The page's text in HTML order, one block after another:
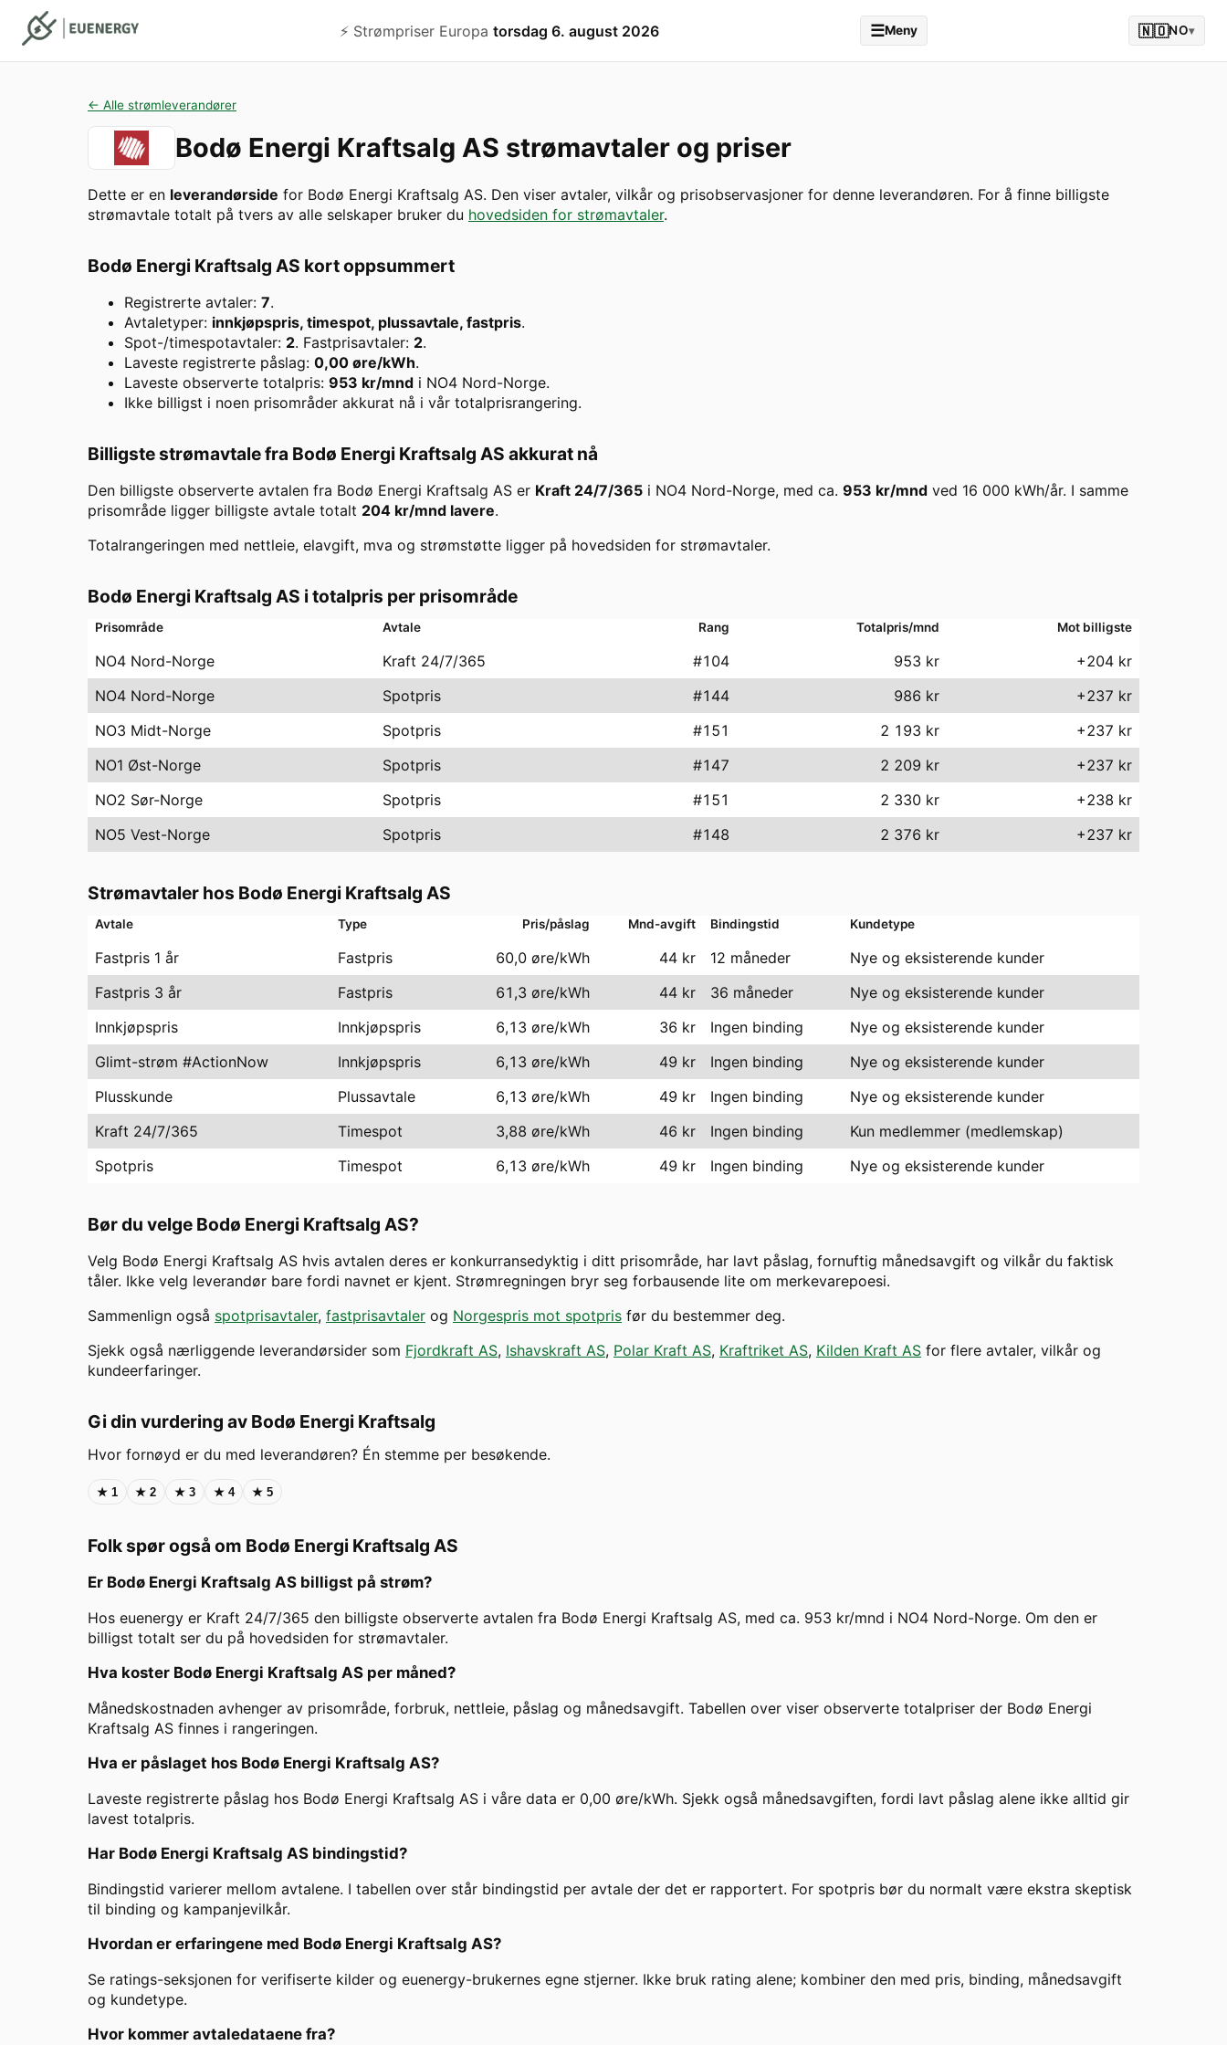
⚡️ Strømpriser Europa torsdag 6. august 2026 ☰Meny 🇳🇴NO▾
← Alle strømleverandører
Bodø Energi Kraftsalg AS strømavtaler og priser
Dette er en leverandørside for Bodø Energi Kraftsalg AS. Den viser avtaler, vilkår og prisobservasjoner for denne leverandøren. For å finne billigste
strømavtale totalt på tvers av alle selskaper bruker du hovedsiden for strømavtaler.
Bodø Energi Kraftsalg AS kort oppsummert
Registrerte avtaler: 7.
Avtaletyper: innkjøpspris, timespot, plussavtale, fastpris.
Spot-/timespotavtaler: 2. Fastprisavtaler: 2.
Laveste registrerte påslag: 0,00 øre/kWh.
Laveste observerte totalpris: 953 kr/mnd i NO4 Nord-Norge.
Ikke billigst i noen prisområder akkurat nå i vår totalprisrangering.
Billigste strømavtale fra Bodø Energi Kraftsalg AS akkurat nå
Den billigste observerte avtalen fra Bodø Energi Kraftsalg AS er Kraft 24/7/365 i NO4 Nord-Norge, med ca. 953 kr/mnd ved 16 000 kWh/år. I samme
prisområde ligger billigste avtale totalt 204 kr/mnd lavere.
Totalrangeringen med nettleie, elavgift, mva og strømstøtte ligger på hovedsiden for strømavtaler.
Bodø Energi Kraftsalg AS i totalpris per prisområde
Prisområde Avtale Rang Totalpris/mnd Mot billigste
NO4 Nord-Norge Kraft 24/7/365 #104 953 kr
+204 kr
NO4 Nord-Norge
Spotpris #144 986 kr
+237 kr
NO3 Midt-Norge
Spotpris #151 2 193 kr
+237 kr
NO1 Øst-Norge
Spotpris #147 2 209 kr
+237 kr
NO2 Sør-Norge
Spotpris #151 2 330 kr
+238 kr
NO5 Vest-Norge
Spotpris #148 2 376 kr +237 kr
Strømavtaler hos Bodø Energi Kraftsalg AS
Avtale Type Pris/påslag Mnd-avgift Bindingstid Kundetype
Fastpris 1 år Fastpris 60,0 øre/kWh 44 kr 12 måneder
Nye og eksisterende kunder
Fastpris 3 år
Fastpris 61,3 øre/kWh 44 kr 36 måneder
Nye og eksisterende kunder
Innkjøpspris
Innkjøpspris 6,13 øre/kWh 36 kr Ingen binding
Nye og eksisterende kunder
Glimt-strøm #ActionNow
Innkjøpspris 6,13 øre/kWh 49 kr Ingen binding
Nye og eksisterende kunder
Plusskunde
Plussavtale 6,13 øre/kWh 49 kr Ingen binding
Nye og eksisterende kunder
Kraft 24/7/365
Timespot 3,88 øre/kWh 46 kr Ingen binding Kun medlemmer (medlemskap)
Spotpris
Timespot 6,13 øre/kWh 49 kr Ingen binding Nye og eksisterende kunder
Bør du velge Bodø Energi Kraftsalg AS?
Velg Bodø Energi Kraftsalg AS hvis avtalen deres er konkurransedyktig i ditt prisområde, har lavt påslag, fornuftig månedsavgift og vilkår du faktisk
tåler. Ikke velg leverandør bare fordi navnet er kjent. Strømregningen bryr seg forbausende lite om merkevarepoesi.
Sammenlign også spotprisavtaler, fastprisavtaler og Norgespris mot spotpris før du bestemmer deg.
Sjekk også nærliggende leverandørsider som Fjordkraft AS, Ishavskraft AS, Polar Kraft AS, Kraftriket AS, Kilden Kraft AS for flere avtaler, vilkår og
kundeerfaringer.
Gi din vurdering av Bodø Energi Kraftsalg
Hvor fornøyd er du med leverandøren? Én stemme per besøkende.
★ 1 ★2 ★ 3 ★ 4 ★5
Folk spør også om Bodø Energi Kraftsalg AS
Er Bodø Energi Kraftsalg AS billigst på strøm?
Hos euenergy er Kraft 24/7/365 den billigste observerte avtalen fra Bodø Energi Kraftsalg AS, med ca. 953 kr/mnd i NO4 Nord-Norge. Om den er
billigst totalt ser du på hovedsiden for strømavtaler.
Hva koster Bodø Energi Kraftsalg AS per måned?
Månedskostnaden avhenger av prisområde, forbruk, nettleie, påslag og månedsavgift. Tabellen over viser observerte totalpriser der Bodø Energi
Kraftsalg AS finnes i rangeringen.
Hva er påslaget hos Bodø Energi Kraftsalg AS?
Laveste registrerte påslag hos Bodø Energi Kraftsalg AS i våre data er 0,00 øre/kWh. Sjekk også månedsavgiften, fordi lavt påslag alene ikke alltid gir
lavest totalpris.
Har Bodø Energi Kraftsalg AS bindingstid?
Bindingstid varierer mellom avtalene. I tabellen over står bindingstid per avtale der det er rapportert. For spotpris bør du normalt være ekstra skeptisk
til binding og kampanjevilkår.
Hvordan er erfaringene med Bodø Energi Kraftsalg AS?
Se ratings-seksjonen for verifiserte kilder og euenergy-brukernes egne stjerner. Ikke bruk rating alene; kombiner den med pris, binding, månedsavgift
og kundetype.
Hvor kommer avtaledataene fra?